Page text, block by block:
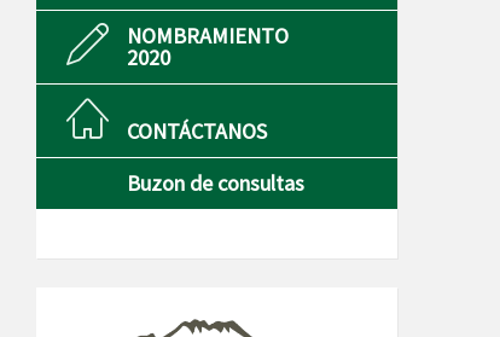
NOMBRAMIENTO
2020
CONTÁCTANOS
Buzon de consultas